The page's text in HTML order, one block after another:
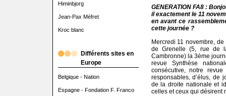
Himinbjorg
Jean-Pax Méfret
Kroc blanc
Différents sites en
Europe
Belgique - Nation
Espagne - Fondation F. Franco
GENERATION FA8 :
il exactement le 11
en avant ce
cette journée ?
Mercredi 11 novembre,
de Grenelle (5, rue de
Cambronne) la 3ème
revue Synthèse
consécutive, notre
responsables, d’élus, de
de la droite nationale et
celles et ceux qui désirent